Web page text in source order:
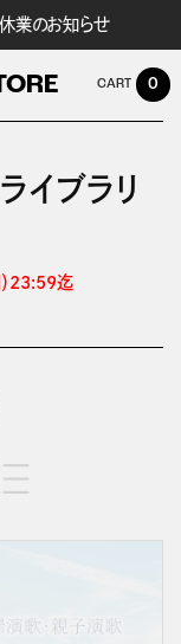
業のお知らせ
0
イブラリ
23:59迄